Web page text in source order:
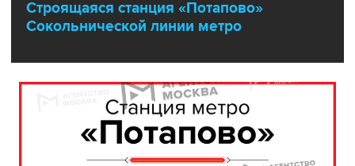
Строящаяся станция «Потапово»
Сокольнической линии метро